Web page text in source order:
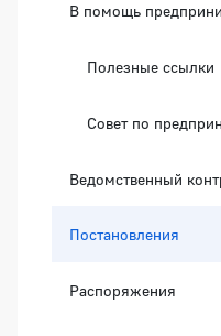
В помощь
Полезные ссылки
Совет по
Ведомственный
Постановления
Распоряжения